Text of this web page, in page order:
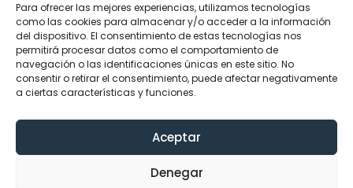
Para ofrecer las mejores experiencias, utilizamos tecnologías
como las cookies para almacenar y/o acceder a la información
del dispositivo. El consentimiento de estas tecnologías nos
permitirá procesar datos como el comportamiento de
navegación o las identificaciones únicas en este sitio. No
consentir o retirar el consentimiento, puede afectar negativamente
a ciertas características y funciones.
Aceptar
Denegar
Viajes Nevada SL © 2024 |Centromipc
F
a
c
e
b
o
I
n
s
t
a
g